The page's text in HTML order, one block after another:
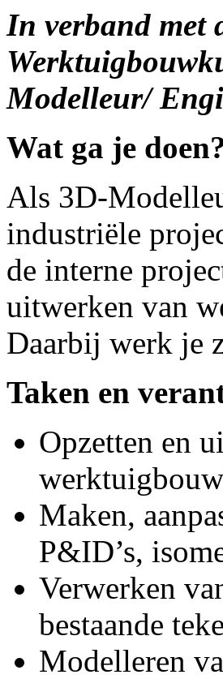
In verband met
Modelleur/
Wat ga je
Als 3D-
industriële
de interne
uitwerken van
Daarbij werk je
Taken en
Opzetten en
Maken,
P&ID’s,
Verwerken
bestaande
Modelleren